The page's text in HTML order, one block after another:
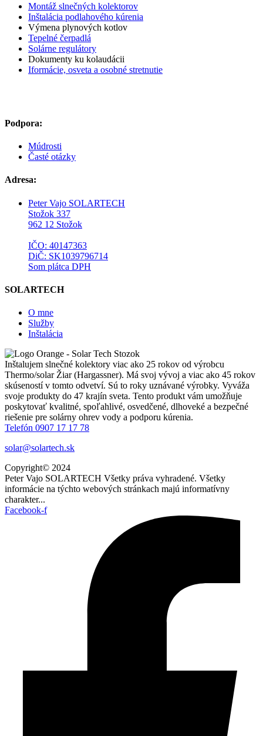
Montáž slnečných kolektorov
Inštalácia podlahového kúrenia
Výmena plynových kotlov
Tepelné čerpadlá
Solárne regulátory
Dokumenty ku kolaudácii
Iformácie, osveta a osobné stretnutie
Podpora:
Múdrosti
Časté otázky
Adresa:
Peter Vajo SOLARTECH
Stožok 337
962 12 Stožok
IČO: 40147363
DiČ: SK1039796714
Som plátca DPH
SOLARTECH
O mne
Služby
Inštalácia
Inštalujem slnečné kolektory viac ako 25 rokov od výrobcu
Thermo/solar Žiar (Hargassner). Má svoj vývoj a viac ako 45 rokov
skúseností v tomto odvetví. Sú to roky uznávané výrobky. Vyváža
svoje produkty do 47 krajín sveta. Tento produkt vám umožňuje
poskytovať kvalitné, spoľahlivé, osvedčené, dlhoveké a bezpečné
riešenie pre solárny ohrev vody a podporu kúrenia.
Telefón 0907 17 17 78
solar@solartech.sk
Copyright© 2024
Peter Vajo SOLARTECH Všetky práva vyhradené. Všetky
informácie na týchto webových stránkach majú informatívny
charakter...
Facebook-f